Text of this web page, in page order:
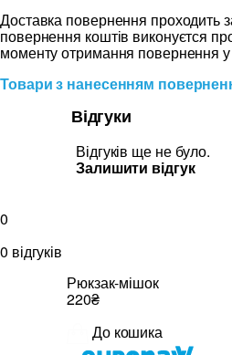
Доставка повернення проходить
повернення коштів виконуєтся
моменту отримання повернення у
Товари з нанесенням
Відгуки
Відгуків ще не було.
Залишити відгук
0
0 відгуків
Рюкзак-мішок
220₴
До кошика